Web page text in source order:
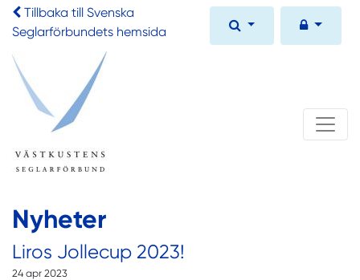
Tillbaka till Svenska
Seglarförbundets hemsida
Nyheter
Liros Jollecup 2023!
24 apr 2023